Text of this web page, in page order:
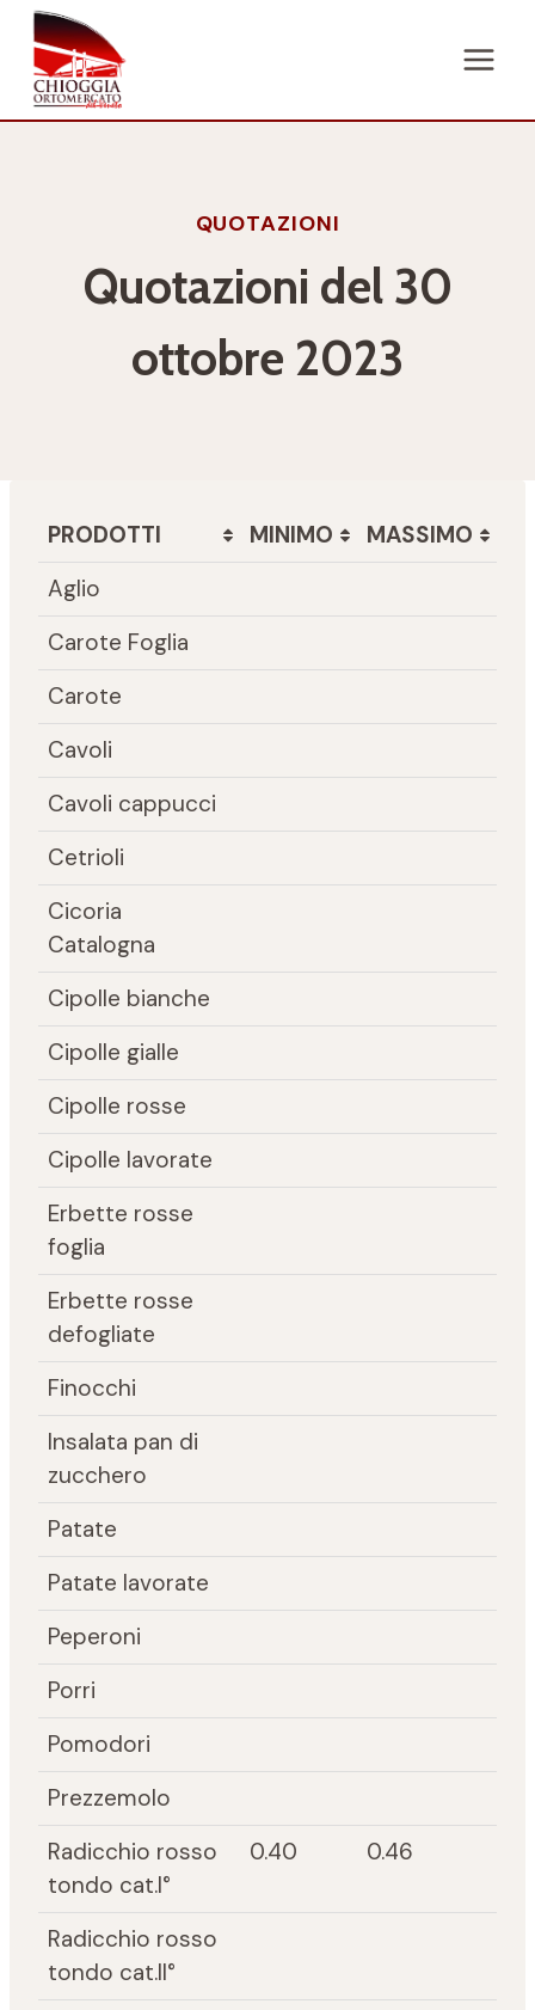
Salta
contenuto
QUOTAZIONI
Quotazioni del 30
ottobre 2023
PRODOTTI MINIMO
MASSIMO
Aglio
Carote Foglia
Carote
Cavoli
Cavoli cappucci
Cetrioli
Cicoria
Catalogna
Cipolle bianche
Cipolle gialle
Cipolle rosse
Cipolle lavorate
Erbette rosse
foglia
Erbette rosse
defogliate
Finocchi
Insalata pan di
zucchero
Patate
Patate lavorate
Peperoni
Porri
Pomodori
Prezzemolo
Radicchio rosso
tondo cat.I°
0.40 0.46
Radicchio rosso
tondo cat.II°